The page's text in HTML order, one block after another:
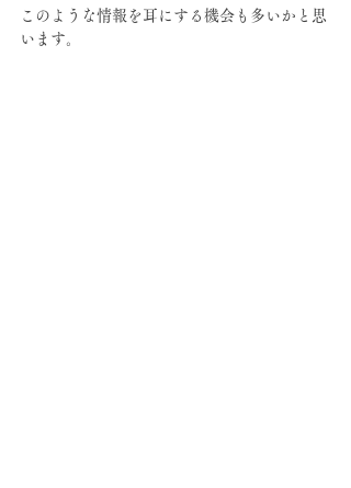
このような情報を耳にする機会も多いかと思
います。